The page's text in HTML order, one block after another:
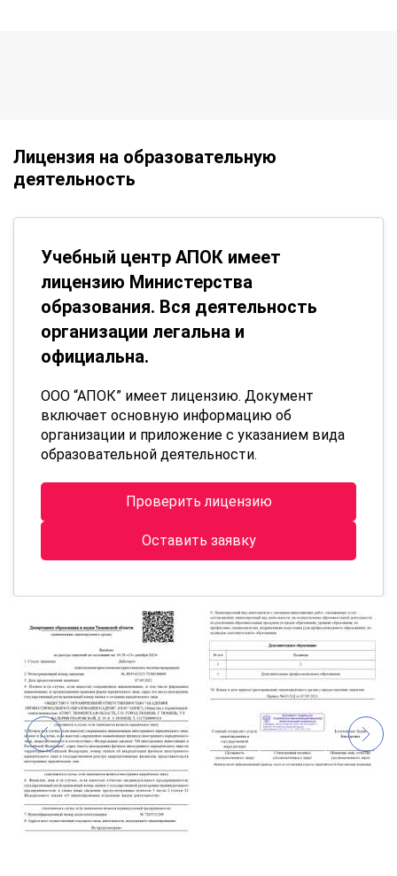
Лицензия на образовательную
деятельность
Учебный центр АПОК имеет
лицензию Министерства
образования. Вся деятельность
организации легальна и
официальна.
ООО “АПОК” имеет лицензию. Документ
включает основную информацию об
организации и приложение с указанием вида
образовательной деятельности.
Проверить лицензию
Оставить заявку